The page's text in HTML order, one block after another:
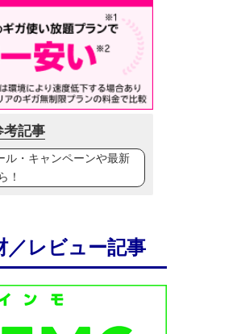
考記事
ル・キャンペーンや最新
！
／レビュー記事